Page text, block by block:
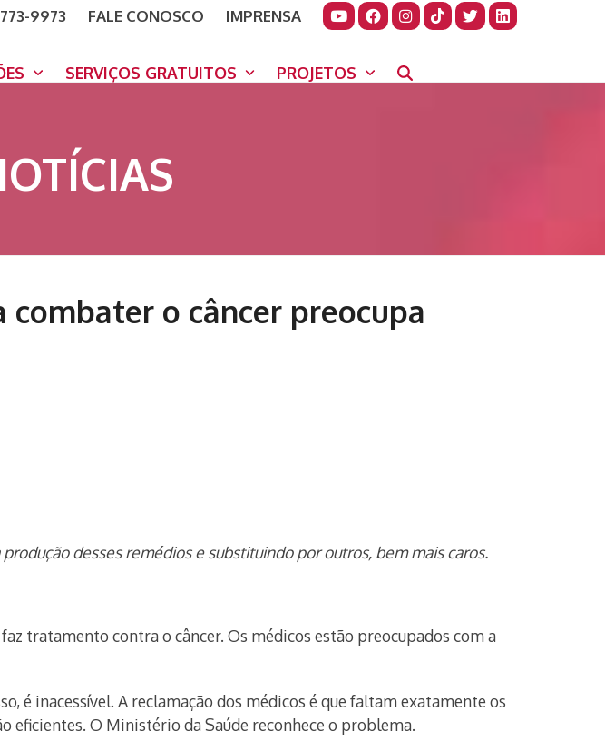
9973 FALE CONOSCO
IMPRENSA
SERVIÇOS GRATUITOS PROJETOS
o câncer preocupa
desses remédios e substituindo por outros, bem mais caros.
tratamento contra o câncer. Os médicos estão preocupados com a
é inacessível. A reclamação dos médicos é que faltam exatamente os
eficientes. O Ministério da Saúde reconhece o problema.